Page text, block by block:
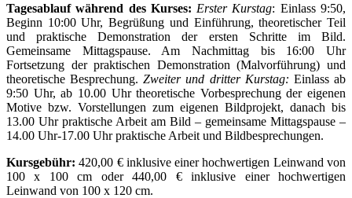
Tagesablauf während des Kurses: Erster Kurstag: Einlass 9:50,
Beginn 10:00 Uhr, Begrüßung und Einführung, theoretischer Teil
und praktische Demonstration der ersten Schritte im Bild.
Gemeinsame Mittagspause. Am Nachmittag bis 16:00 Uhr
Fortsetzung der praktischen Demonstration (Malvorführung) und
theoretische Besprechung.Zweiter und dritter Kurstag: Einlass ab
9:50 Uhr, ab 10.00 Uhr theoretische Vorbesprechung der eigenen
Motive bzw. Vorstellungen zum eigenen Bildprojekt, danach bis
13.00 Uhr praktische Arbeit am Bild – gemeinsame Mittagspause –
14.00 Uhr-17.00 Uhr praktische Arbeit und Bildbesprechungen.
Kursgebühr:420,00 € inklusive einer hochwertigen Leinwand von
100 x 100 cm oder 440,00 € inklusive einer hochwertigen
Leinwand von 100 x 120 cm.